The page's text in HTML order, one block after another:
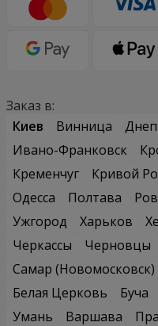
Заказ в:
Киев
Винница
Ивано-Франковск
Кременчуг
Кривой
Одесса
Полтава
Ужгород
Харьков
Черкассы
Черновцы
Самар (Новомосковск)
Белая Церковь
Буча
Умань
Варшава